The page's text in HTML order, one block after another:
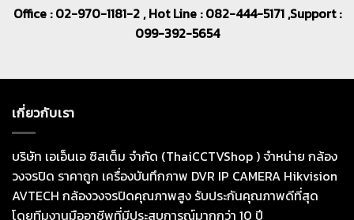
Office : 02-970-1181-2 , Hot Line : 082-444-5171 ,Support :
099-392-5654
เกี่ยวกับเรา
บริษัท เอเอ็นเอ ซิสเต็ม จำกัด (ThaiCCTVShop ) จำหน่าย กล้อง
วงจรปิด ราคาถูก เครื่องบันทึกภาพ DVR IP CAMERA Hikvision
AVTECH กล้องวงจรปิดคุณภาพสูง รับประกันคุณภาพดีที่สุด
โดยทีมงานมืออาชีพที่มีประสบการณ์มากกว่า 10 ปี